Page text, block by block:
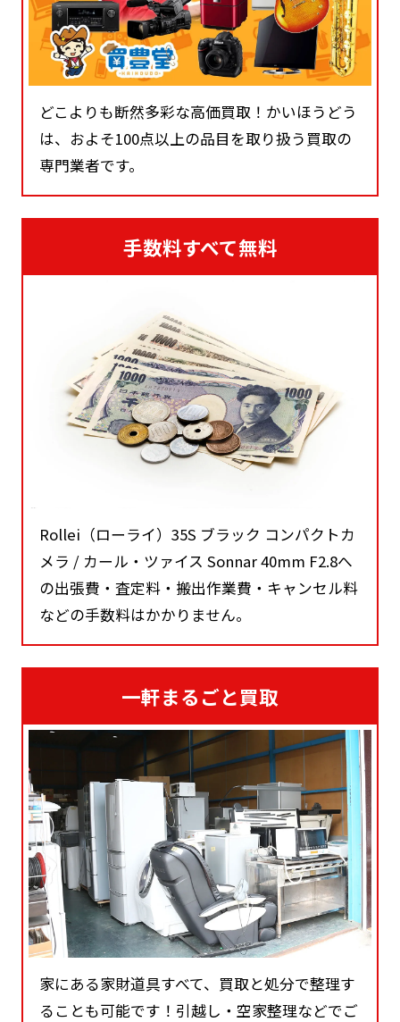
どこよりも断然多彩な高価買取！かいほうどう
は、およそ100点以上の品目を取り扱う買取の
専門業者です。
手数料すべて無料
Rollei（ローライ）35S ブラック コンパクトカ
メラ / カール・ツァイス Sonnar 40mm F2.8へ
の出張費・査定料・搬出作業費・キャンセル料
などの手数料はかかりません。
一軒まるごと買取
家にある家財道具すべて、買取と処分で整理す
ることも可能です！引越し・空家整理などでご